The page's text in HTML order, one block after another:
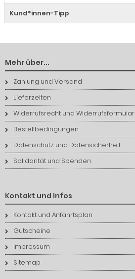
Kund*innen-Tipp
Mehr über...
Zahlung und Versand
Lieferzeiten
Widerrufsrecht und Widerrufsformular
Bestellbedingungen
Datenschutz und Datensicherheit
Solidarität und Spenden
Kontakt und Infos
Kontakt und Anfahrtsplan
Gutscheine
Impressum
Sitemap